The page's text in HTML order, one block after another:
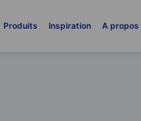
Produits Inspiration A propos